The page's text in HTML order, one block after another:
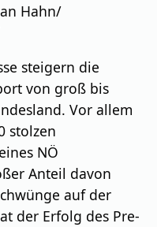
Hahn/
steigern die
von groß bis
Vor allem
stolzen
NÖ
Anteil davon
auf der
der Erfolg des Pre-